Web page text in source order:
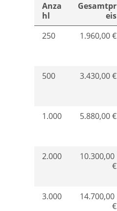
Anza
hl
Gesamtpr
eis
250
1.960,00 €
500 3.430,00 €
1.000 5.880,00 €
2.000
10.300,00
€
3.000
14.700,00
€